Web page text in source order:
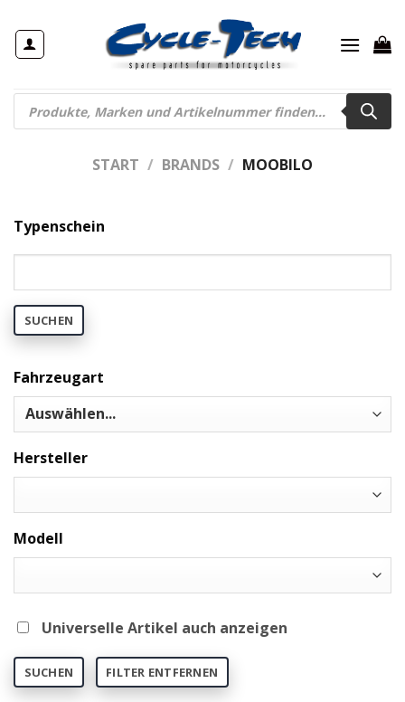
Inhalt
springen
Products
search
START / BRANDS / MOOBILO
Typenschein
SUCHEN
Fahrzeugart
Hersteller
Modell
Universelle Artikel auch anzeigen
SUCHEN FILTER ENTFERNEN